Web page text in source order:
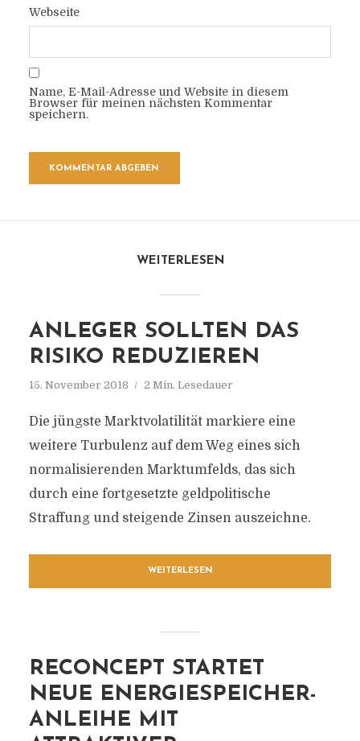
Webseite
Name, E-Mail-Adresse und Website in diesem
Browser für meinen nächsten Kommentar
speichern.
WEITERLESEN
ANLEGER SOLLTEN DAS
RISIKO REDUZIEREN
15. November 2018 2 Min. Lesedauer
Die jüngste Marktvolatilität markiere eine
weitere Turbulenz auf dem Weg eines sich
normalisierenden Marktumfelds, das sich
durch eine fortgesetzte geldpolitische
Straffung und steigende Zinsen auszeichne.
WEITERLESEN
RECONCEPT STARTET
NEUE ENERGIESPEICHER-
ANLEIHE MIT